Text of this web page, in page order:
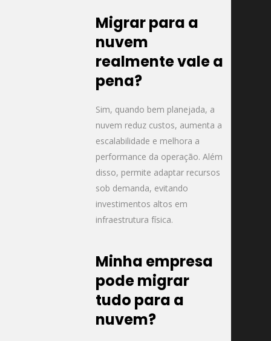
Migrar para a
nuvem
realmente vale a
pena?
Sim, quando bem planejada, a
nuvem reduz custos, aumenta a
escalabilidade e melhora a
performance da operação. Além
disso, permite adaptar recursos
sob demanda, evitando
investimentos altos em
infraestrutura física.
Minha empresa
pode migrar
tudo para a
nuvem?